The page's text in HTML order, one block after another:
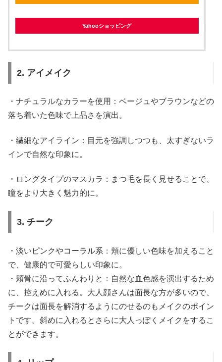
Yahooショッピング
2. アイメイク
・ナチュラルなカラーを使用：ベージュやブラウンなどの
落ち着いた色味で上品さを演出。
・繊細なアイライン：目元を強調しつつも、太すぎないラ
インで自然な印象に。
・ロングタイプのマスカラ：まつ毛を長く見せることで、
瞳をより大きく魅力的に。
3. チーク
・淡いピンクやコーラル系：頬に優しい色味を加えること
で、健康的で可愛らしい印象に。
・頬骨に沿ってふんわりと：自然な血色感を演出するため
に、控えめに入れる。大人顔さんは面長な方が多いので、
チークは面長を解消するようにのせるのもメイクのポイン
トです。斜めに入れるとさらに大人っぽくメイクをするこ
とができます。